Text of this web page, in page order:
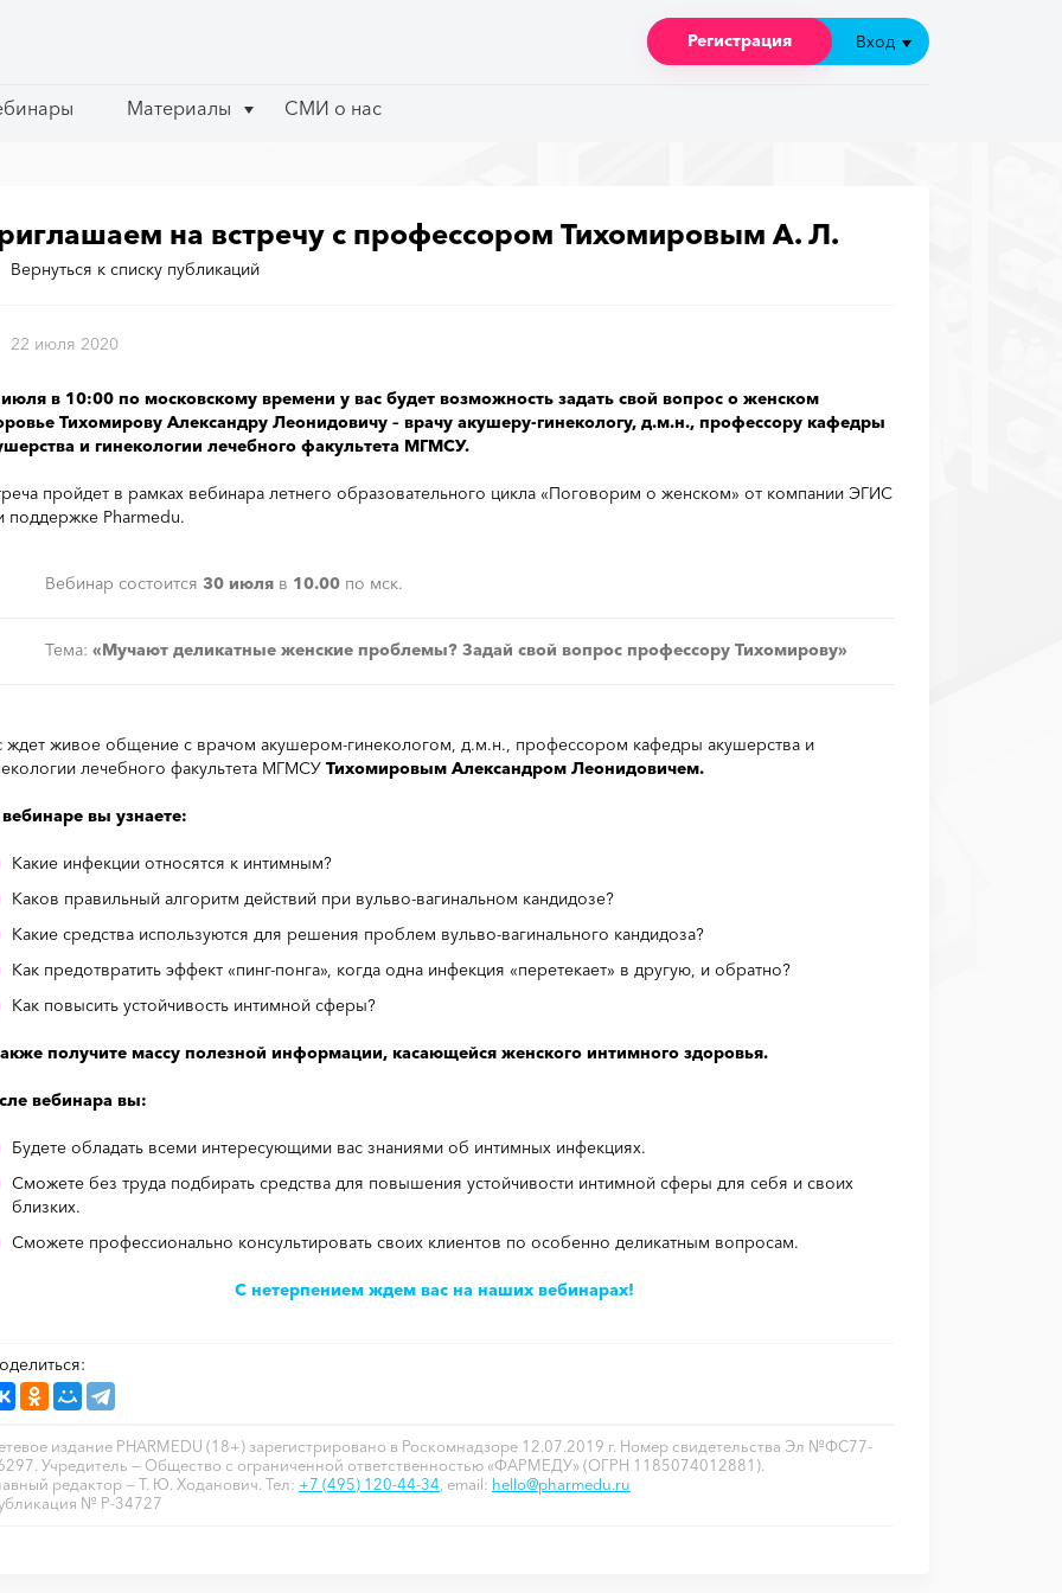
Материалы СМИ о нас
Регистрация Вход
Материалы СМИ о нас
Регистрация Вход
на встречу с профессором Тихомировым А. Л.
Вернуться к списку публикаций
22 июля 2020
в 10:00 по московскому времени у вас будет возможность задать свой вопрос о женском
Тихомирову Александру Леонидовичу – врачу акушеру-гинекологу, д.м.н., профессору кафедры
и гинекологии лечебного факультета МГМСУ.
пройдет в рамках вебинара летнего образовательного цикла «Поговорим о женском» от компании ЭГИС
поддержке Pharmedu.
Вебинар состоится 30 июля в 10.00 по мск.
Тема: «Мучают деликатные женские проблемы? Задай свой вопрос профессору Тихомирову»
ждет живое общение с врачом акушером-гинекологом, д.м.н., профессором кафедры акушерства и
лечебного факультета МГМСУ Тихомировым Александром Леонидовичем.
вы узнаете:
Какие инфекции относятся к интимным?
Каков правильный алгоритм действий при вульво-вагинальном кандидозе?
Какие средства используются для решения проблем вульво-вагинального кандидоза?
Как предотвратить эффект «пинг-понга», когда одна инфекция «перетекает» в другую, и обратно?
Как повысить устойчивость интимной сферы?
получите массу полезной информации, касающейся женского интимного здоровья.
вебинара вы:
Будете обладать всеми интересующими вас знаниями об интимных инфекциях.
Сможете без труда подбирать средства для повышения устойчивости интимной сферы для себя и своих
близких.
Сможете профессионально консультировать своих клиентов по особенно деликатным вопросам.
С нетерпением ждем вас на наших вебинарах!
издание PHARMEDU (18+) зарегистрировано в Роскомнадзоре 12.07.2019 г. Номер свидетельства Эл №ФС77-
Учредитель — Общество с ограниченной ответственностью «ФАРМЕДУ» (ОГРН 1185074012881).
редактор — Т. Ю. Ходанович. Тел: +7 (495) 120-44-34 , email: hello@pharmedu.ru
№ P-34727